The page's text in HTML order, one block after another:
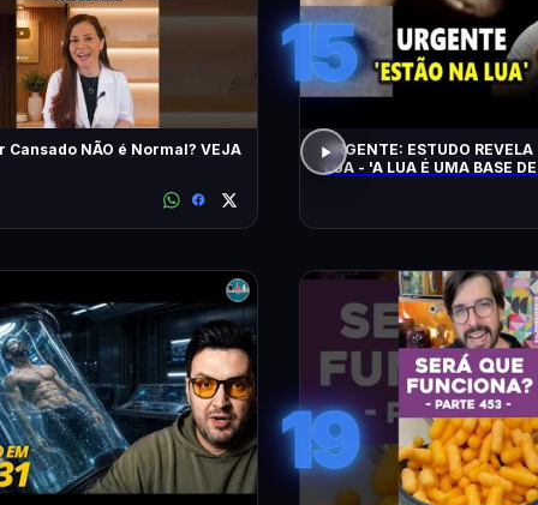
Cansado NÃO é Normal? VEJA
15
URGENTE: ESTUDO
LUA - 'A LUA É UMA BASE
19